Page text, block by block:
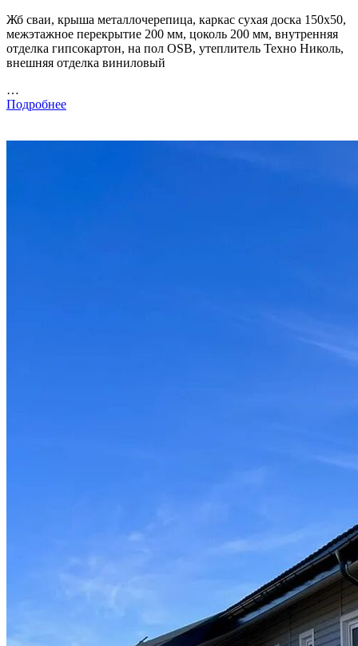
Жб сваи, крыша металлочерепица, каркас сухая доска 150х50,
межэтажное перекрытие 200 мм, цоколь 200 мм, внутренняя
отделка гипсокартон, на пол OSB, утеплитель Техно Николь,
внешняя отделка виниловый
…
Подробнее